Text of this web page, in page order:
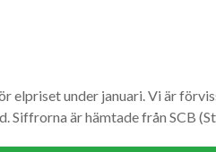
elpriset under januari. Vi är
Siffrorna är hämtade från SCB